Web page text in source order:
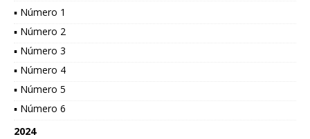
▪ Número 1
▪ Número 2
▪ Número 3
▪ Número 4
▪ Número 5
▪ Número 6
2024